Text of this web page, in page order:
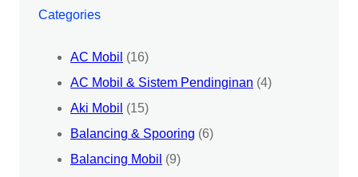
Categories
AC Mobil (16)
AC Mobil & Sistem Pendinginan (4)
Aki Mobil (15)
Balancing & Spooring (6)
Balancing Mobil (9)